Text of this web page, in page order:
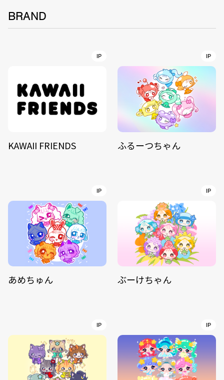
BRAND
IP
KAWAII FRIENDS
IP
ふるーつちゃん
IP
あめちゅん
IP
ぶーけちゃん
IP IP